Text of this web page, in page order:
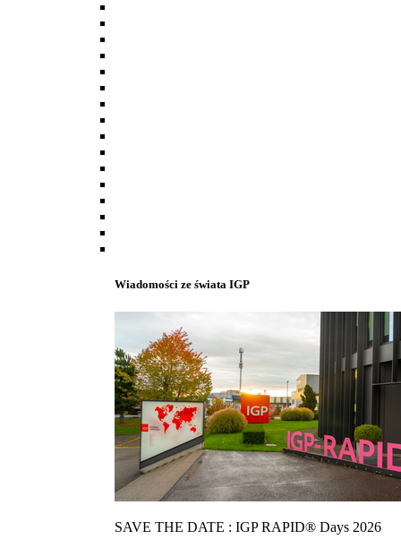
Wiadomości ze świata IGP
SAVE THE DATE : IGP RAPID® Days 2026